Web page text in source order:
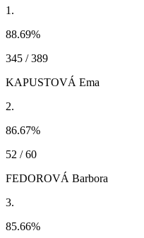
1.
88.69%
345 / 389
KAPUSTOVÁ Ema
2.
86.67%
52 / 60
FEDOROVÁ Barbora
3.
85.66%